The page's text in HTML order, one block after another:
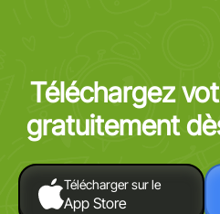
Téléchargez
gratuitement
Télécharger sur le
App Store